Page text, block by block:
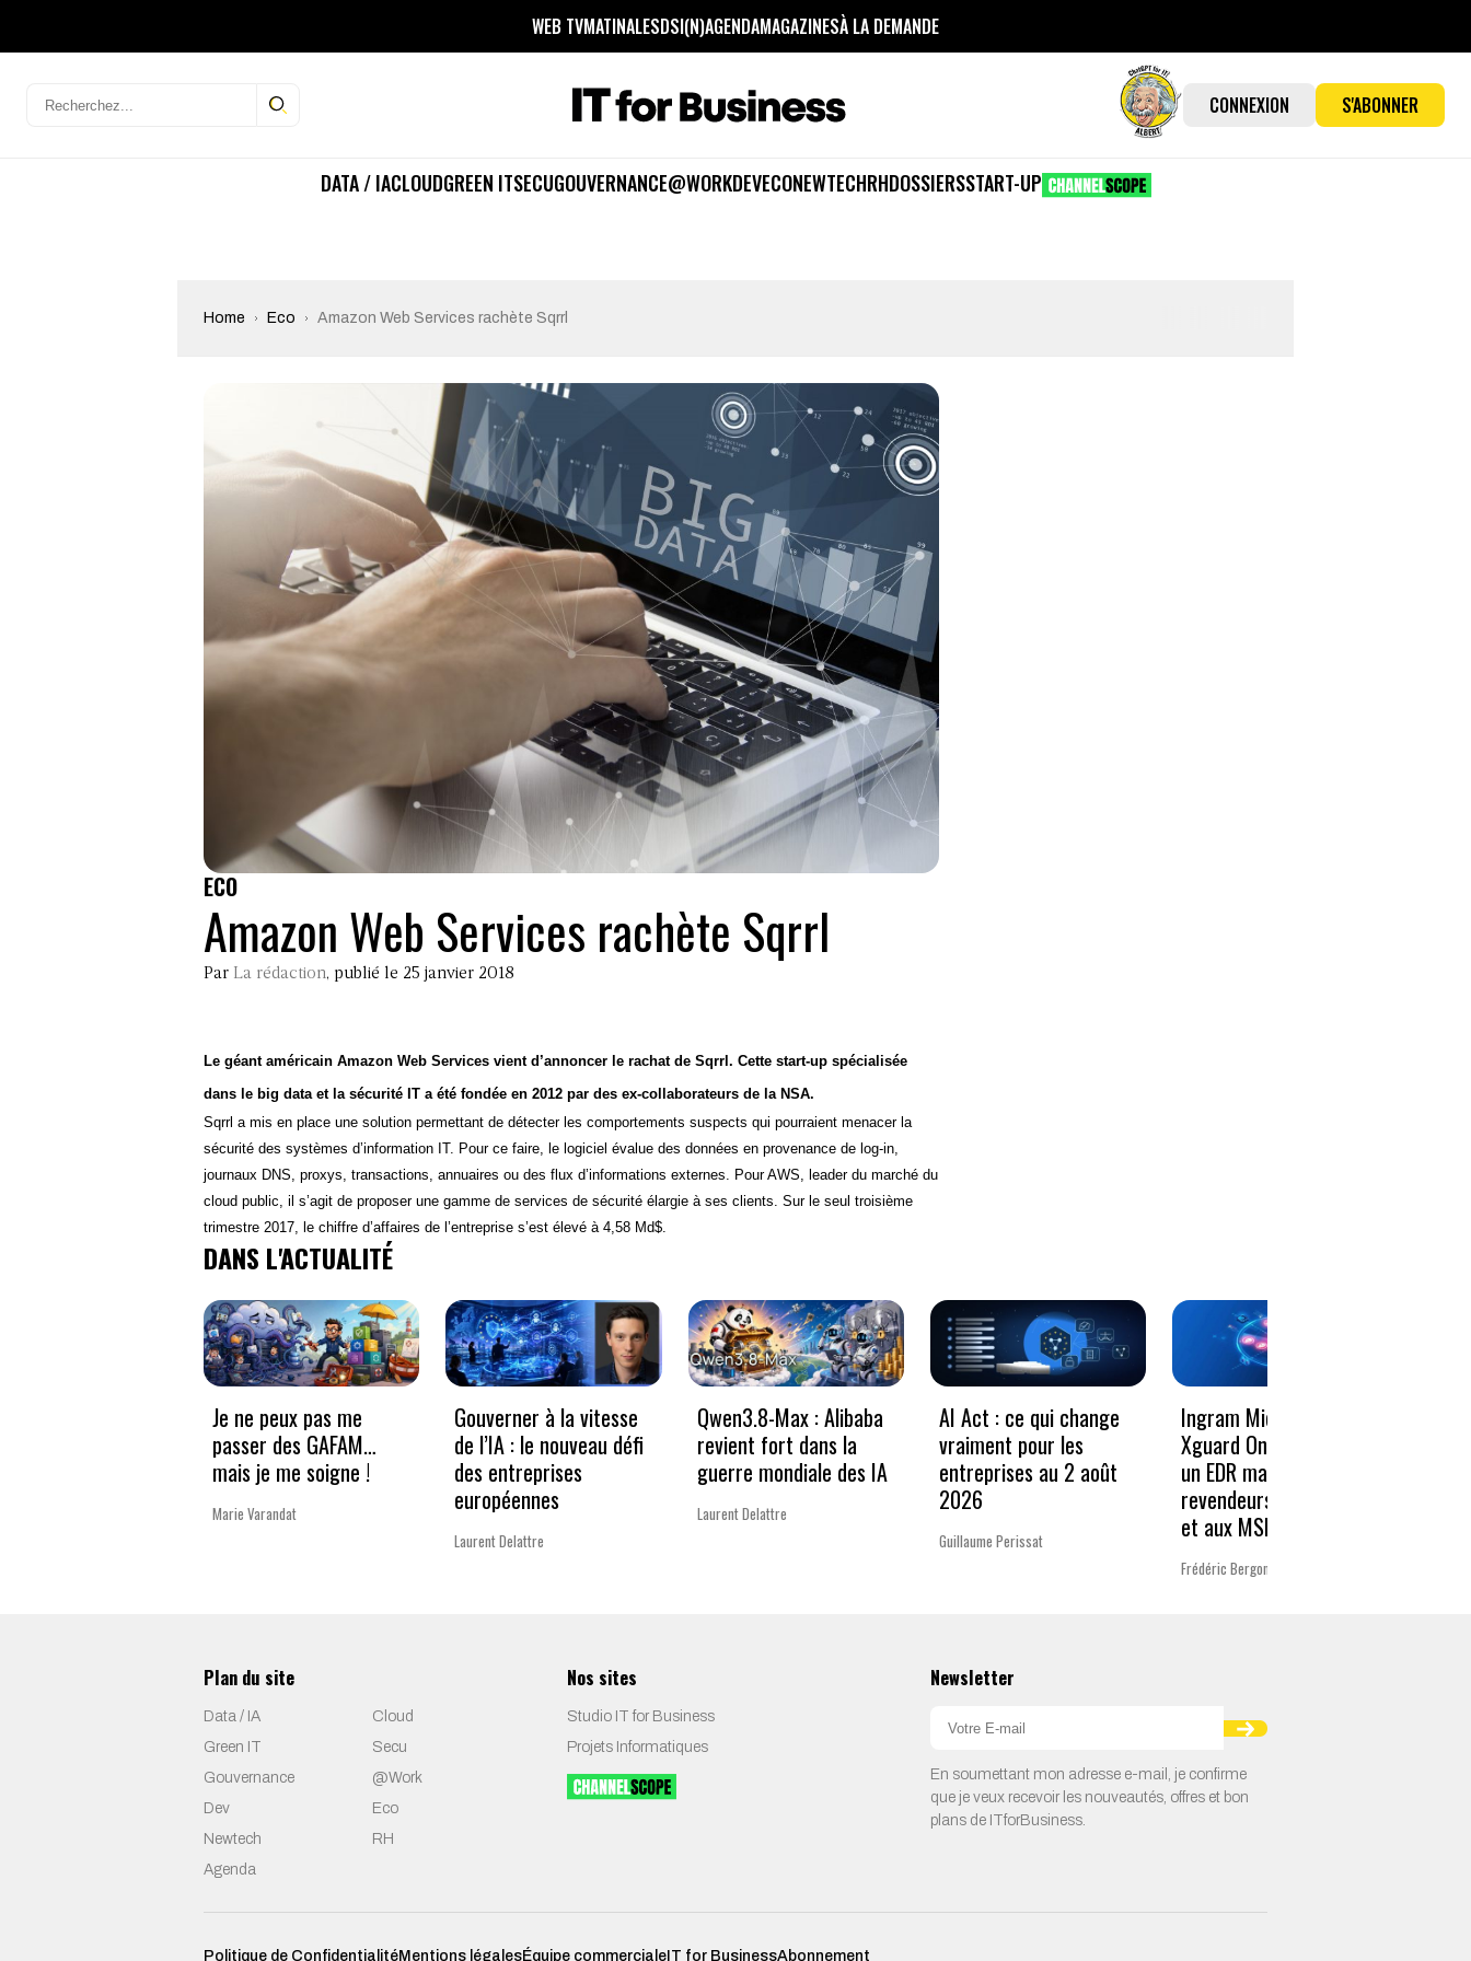
WEB TVMATINALESDSI(N)AGENDAMAGAZINESÀ LA DEMANDE
CONNEXION S'ABONNER
DATA / IACLOUDGREEN ITSECUGOUVERNANCE@WORKDEVECONEWTECHRHDOSSIERSSTART-UP
Home Eco Amazon Web Services rachète Sqrrl
ECO
Amazon Web Services rachète Sqrrl
Par La rédaction, publié le 25 janvier 2018
Le géant américain Amazon Web Services vient d’annoncer le rachat de Sqrrl. Cette start-up spécialisée
dans le big data et la sécurité IT a été fondée en 2012 par des ex-collaborateurs de la NSA.
Sqrrl a mis en place une solution permettant de détecter les comportements suspects qui pourraient menacer la
sécurité des systèmes d’information IT. Pour ce faire, le logiciel évalue des données en provenance de log-in,
journaux DNS, proxys, transactions, annuaires ou des flux d’informations externes. Pour AWS, leader du marché du
cloud public, il s’agit de proposer une gamme de services de sécurité élargie à ses clients. Sur le seul troisième
trimestre 2017, le chiffre d’affaires de l’entreprise s’est élevé à 4,58 Md$.
DANS L'ACTUALITÉ
Je ne peux pas me
passer des GAFAM…
mais je me soigne !
Marie Varandat
Gouverner à la vitesse
de l’IA : le nouveau défi
des entreprises
européennes
Laurent Delattre
Qwen3.8-Max : Alibaba
revient fort dans la
guerre mondiale des IA
Laurent Delattre
AI Act : ce qui change
vraiment pour les
entreprises au 2 août
2026
Guillaume Perissat
Ingram Micro et
Xguard One proposent
un EDR managé aux
revendeurs Microsoft
et aux MSP
Frédéric Bergonzoli
Plan du site
Data / IA
Cloud
Green IT
Secu
Gouvernance
@Work
Dev
Eco
Newtech
RH
Agenda
Nos sites
Studio IT for Business
Projets Informatiques
Newsletter
En soumettant mon adresse e-mail, je confirme
que je veux recevoir les nouveautés, offres et bon
plans de ITforBusiness.
Politique de ConfidentialitéMentions légalesÉquipe commerciale IT for BusinessAbonnement